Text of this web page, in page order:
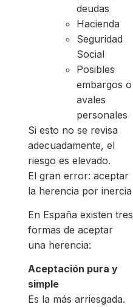
deudas
Hacienda
Seguridad
Social
Posibles
embargos o
avales
personales
Si esto no se revisa
adecuadamente, el
riesgo es elevado.
El gran error: aceptar
la herencia por inercia
En España existen tres
formas de aceptar
una herencia:
Aceptación pura y
simple
Es la más arriesgada.